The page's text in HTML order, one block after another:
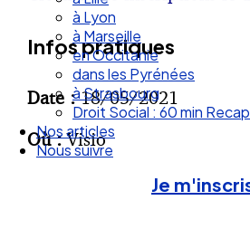
à Lille
à Lyon
à Marseille
en Occitanie
dans les Pyrénées
à Strasbourg
Droit Social : 60 min Recap’
Nos articles
Infos pratiques
Date :18/05/2021
Où :Visio
Je